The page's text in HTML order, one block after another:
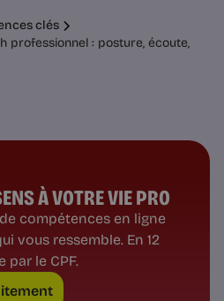
clés
professionnel : posture, écoute,
À VOTRE VIE PRO
compétences en ligne
vous ressemble. En 12
par le CPF.